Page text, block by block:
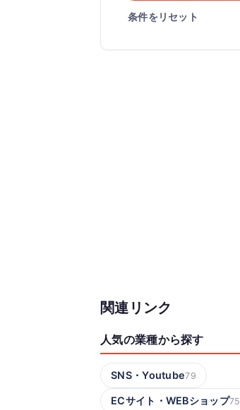
条件をリセット
関連リンク
人気の業種から探す
SNS・Youtube79
ECサイト・WEBショップ75